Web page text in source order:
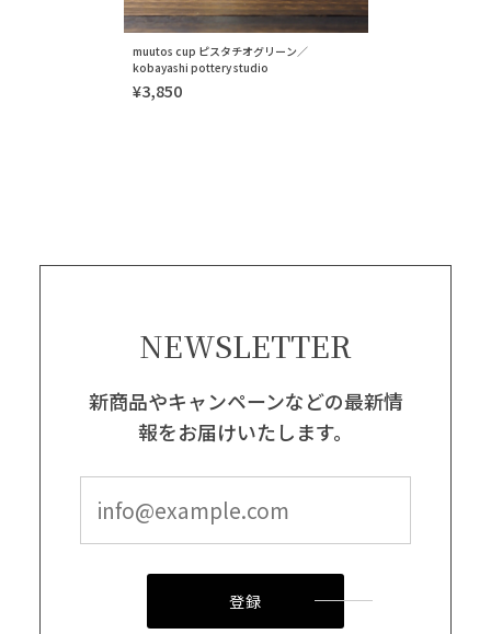
muutos cup ピスタチオグリーン／
kobayashi pottery studio
¥3,850
NEWSLETTER
新商品やキャンペーンなどの最新情
報をお届けいたします。
登録